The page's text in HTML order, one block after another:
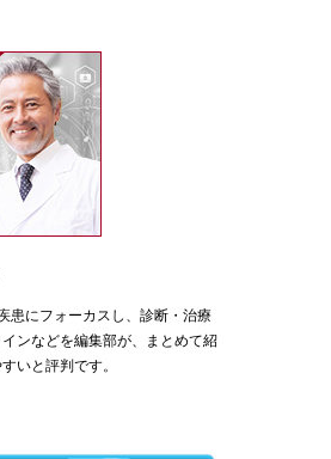
患にフォーカスし、診断・治療
ンなどを編集部が、まとめて紹
いと評判です。